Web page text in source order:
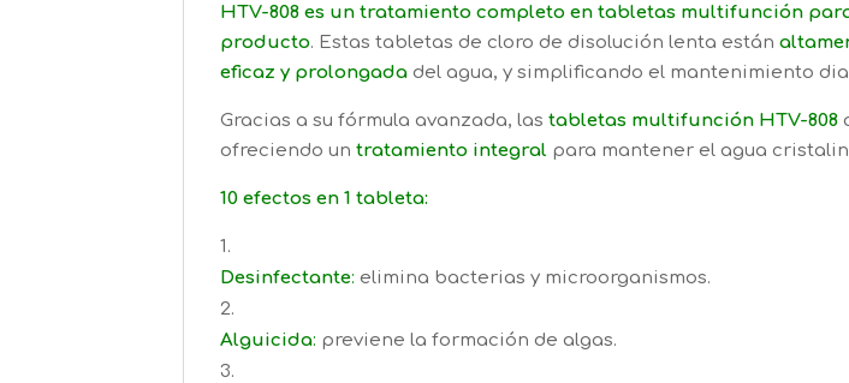
HTV-808 es un tratamiento completo en tabletas multifunción
producto. Estas tabletas de cloro de disolución lenta están
eficaz y prolongada del agua, y simplificando el mantenimiento
Gracias a su fórmula avanzada, las tabletas multifunción HTV-808
ofreciendo un tratamiento integral para mantener el agua
10 efectos en 1 tableta:
Desinfectante: elimina bacterias y microorganismos.
Alguicida: previene la formación de algas.